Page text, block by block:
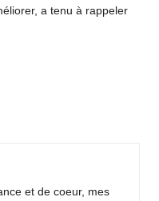
a tenu à rappeler
et de coeur, mes